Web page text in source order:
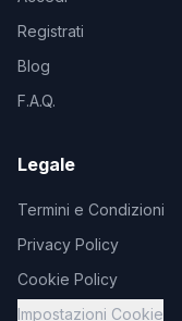
Registrati
Blog
F.A.Q.
Legale
Termini e Condizioni
Privacy Policy
Cookie Policy
Impostazioni Cookie